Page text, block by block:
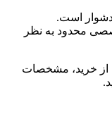
محدود به نظر
خرید، مشخصات